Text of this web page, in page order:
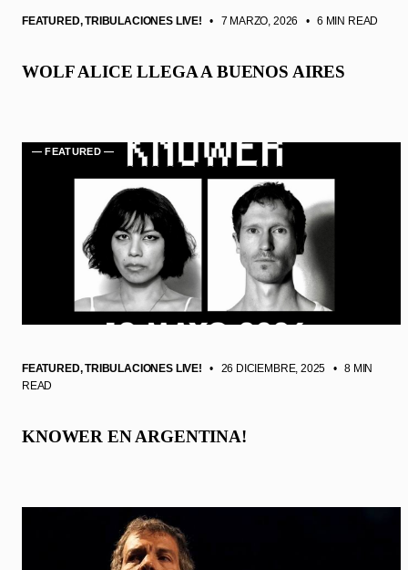
FEATURED,TRIBULACIONES LIVE! • 7 MARZO, 2026 • 6 MIN READ
WOLF ALICE LLEGA A BUENOS AIRES
FEATURED,TRIBULACIONES LIVE! • 26 DICIEMBRE, 2025 • 8 MIN
READ
KNOWER EN ARGENTINA!
— FEATURED —